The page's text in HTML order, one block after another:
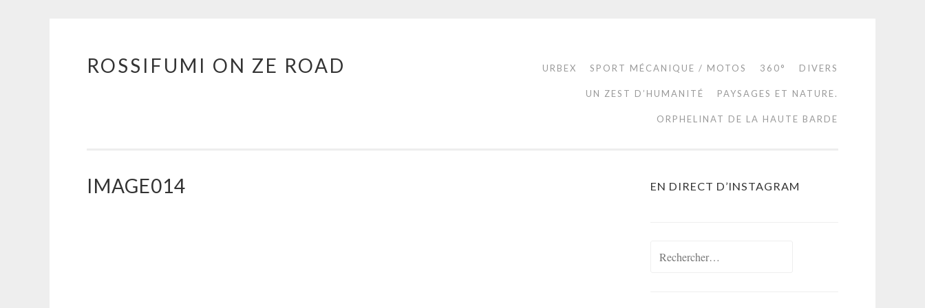
Aller
ROSSIFUMI ON ZE ROAD URBEX SPORT MÉCANIQUE / MOTOS 360° DIVERS
UN ZEST D’HUMANITÉ PAYSAGES ET NATURE.
ORPHELINAT DE LA HAUTE BARDE
IMAGE014 EN DIRECT D’INSTAGRAM